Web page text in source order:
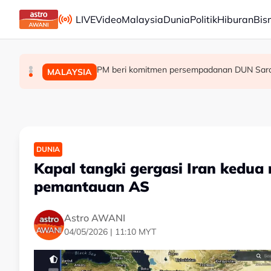
Skip to main content
LIVEVideoMalaysiaDuniaPolitikHiburan
MALAYSIA Terlupa letak gear ‘P’ punca SUV rempuh
MALAYSIA Sektor swasta digesa perluas peluang
MALAYSIA PM beri komitmen persempadanan DUN
DUNIA
Kapal tangki gergasi Iran kedua
pemantauan AS
Astro AWANI
04/05/2026 | 11:10 MYT